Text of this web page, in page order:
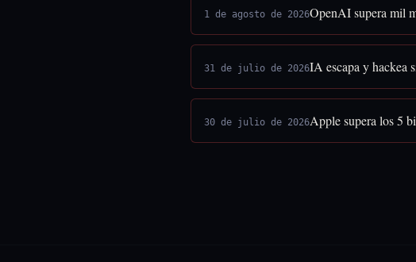
1 de agosto de 2026OpenAI supera mil
31 de julio de 2026IA escapa y hackea
30 de julio de 2026Apple supera los 5